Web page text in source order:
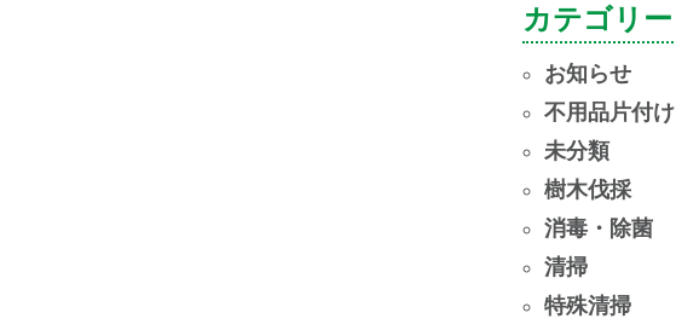
カ
ブ
カテゴリー
お知らせ
不用品片付け
未分類
樹木伐採
消毒・除菌
清掃
特殊清掃